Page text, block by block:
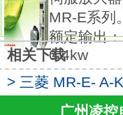
接口：通用。
电源：三相
特殊规格：全闭
ABZ相输入对应
位模式。
支持通用接口的
MR-E系列。
额定输出：
0.4kw
相关下载
> 三菱 MR-E- A-
广州凌控